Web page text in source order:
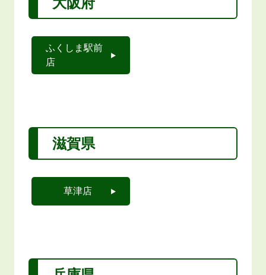
ふくしま駅前
店
滋賀県
草津店